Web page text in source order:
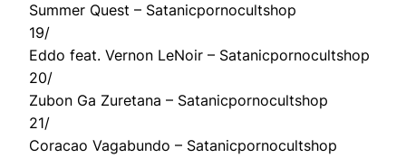
Summer Quest – Satanicpornocultshop
19/
Eddo feat. Vernon LeNoir – Satanicpornocultshop
20/
Zubon Ga Zuretana – Satanicpornocultshop
21/
Coracao Vagabundo – Satanicpornocultshop